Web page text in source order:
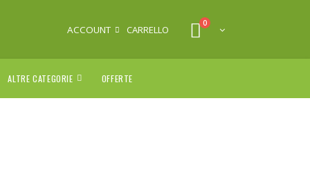
ACCOUNT CARRELLO
0
ALTRE CATEGORIE OFFERTE